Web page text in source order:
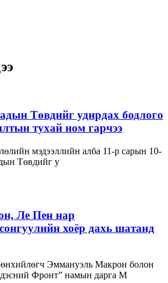
Төвдийг удирдах бодлого
тухай ном гарчээ
Төвдийг у
Ле Пен нар
хоёр дахь шатанд
Эммануэль Макрон болон
Фронт” намын дарга М